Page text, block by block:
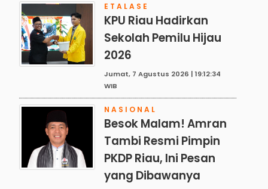
ETALASE
KPU Riau Hadirkan
Sekolah Pemilu Hijau
2026
Jumat, 7 Agustus 2026 | 19:12:34
WIB
NASIONAL
Besok Malam! Amran
Tambi Resmi Pimpin
PKDP Riau, Ini Pesan
yang Dibawanya